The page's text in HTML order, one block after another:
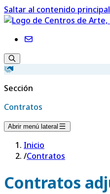
Saltar al contenido principal
Sección
Contratos
Abrir menú lateral
Inicio
/Contratos
Contratos